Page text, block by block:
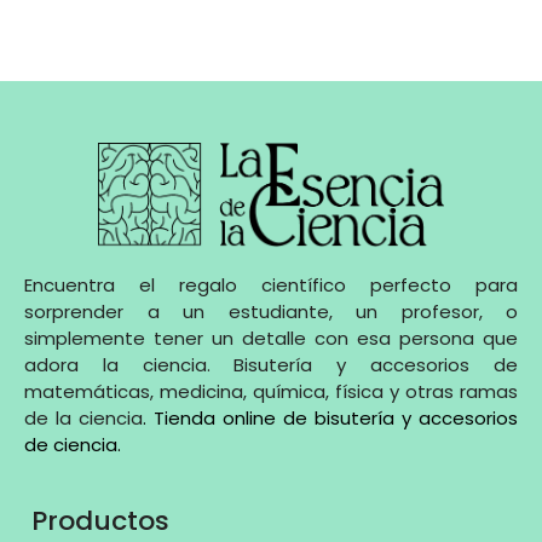
Encuentra el regalo científico perfecto para
sorprender a un estudiante, un profesor, o
simplemente tener un detalle con esa persona que
adora la ciencia. Bisutería y accesorios de
matemáticas, medicina, química, física y otras ramas
de la ciencia. Tienda online de bisutería y accesorios
de ciencia.
Productos